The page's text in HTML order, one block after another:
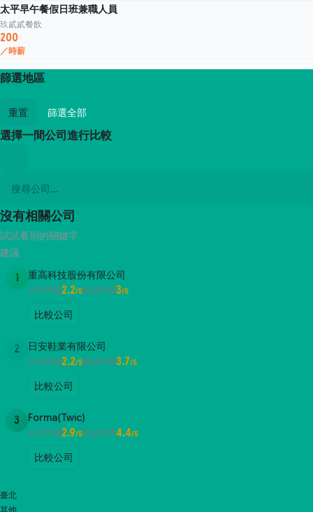
太平早午餐假日班兼職人員
玖貳貳餐飲
200
／時薪
篩選地區
重置 篩選全部
選擇一間公司進行比較
沒有相關公司
試試看別的關鍵字
建議
1 重高科技股份有限公司
公司評價2.2/5面試評價3/5
比較公司
2 日安鞋業有限公司
公司評價2.2/5面試評價3.7/5
比較公司
3 Forma(Twic)
公司評價2.9/5面試評價4.4/5
比較公司
臺北
其他